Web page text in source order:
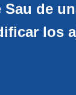
de
los